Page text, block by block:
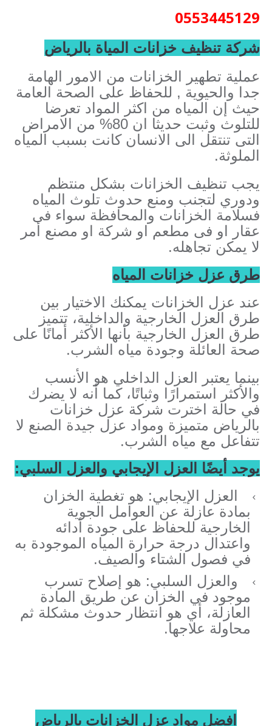
0553445129
شركة تنظيف خزانات المياة بالرياض
عملية تطهير الخزانات من الامور الهامة
جدا والحيوية , للحفاظ على الصحة العامة
حيث إن المياه من اكثر المواد تعرضا
للتلوث وثبت حديثا ان 80% من الامراض
التى تنتقل الى الانسان كانت بسبب المياه
الملوثة.
يجب تنظيف الخزانات بشكل منتظم
ودوري لتجنب ومنع حدوث تلوث المياه
فسلامة الخزانات والمحافظة سواء فى
عقار او فى مطعم او شركة او مصنع أمر
لا يمكن تجاهله.
طرق عزل خزانات المياه
عند عزل الخزانات يمكنك الاختيار بين
طرق العزل الخارجية والداخلية، تتميز
طرق العزل الخارجية بأنها الأكثر أمانًا على
صحة العائلة وجودة مياه الشرب.
بينما يعتبر العزل الداخلي هو الأنسب
والأكثر استمرارًا وثباتًا، كما أنه لا يضرك
في حالة اخترت شركة عزل خزانات
بالرياض متميزة ومواد عزل جيدة الصنع لا
تتفاعل مع مياه الشرب.
يوجد أيضًا العزل الإيجابي والعزل السلبي:
العزل الإيجابي: هو تغطية الخزان
بمادة عازلة عن العوامل الجوية
الخارجية للحفاظ على جودة أدائه
واعتدال درجة حرارة المياه الموجودة به
في فصول الشتاء والصيف.
والعزل السلبي: هو إصلاح تسرب
موجود في الخزان عن طريق المادة
العازلة، أي هو انتظار حدوث مشكلة ثم
محاولة علاجها.
افضل مواد عزل الخزانات بالرياض